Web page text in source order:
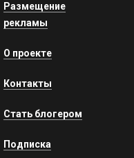
Размещение
рекламы
О проекте
Контакты
Стать блогером
Подписка